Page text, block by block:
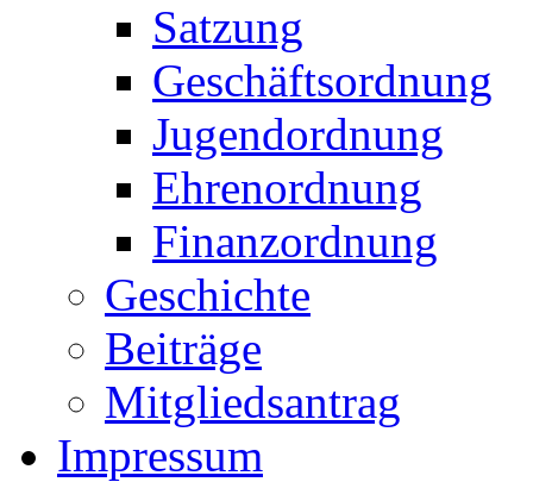
Satzung
Geschäftsordnung
Jugendordnung
Ehrenordnung
Finanzordnung
Geschichte
Beiträge
Mitgliedsantrag
Impressum